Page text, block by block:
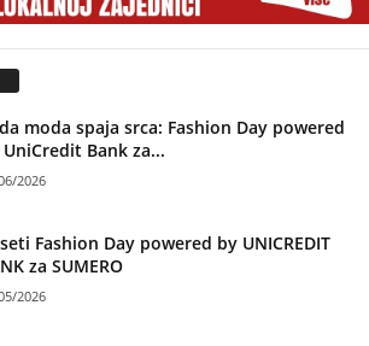
moda spaja srca: Fashion Day powered
Bank za...
2026
Fashion Day powered by UNICREDIT
za SUMERO
2026